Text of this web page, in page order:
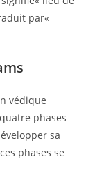
par«
védique
phases
sa
phases se